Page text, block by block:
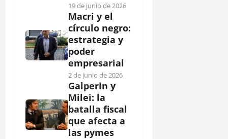
19 de junio de 2026
Macri y el
círculo negro:
estrategia y
poder
empresarial
2 de junio de 2026
Galperin y
Milei: la
batalla fiscal
que afecta a
las pymes